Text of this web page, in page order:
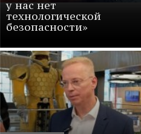
у нас нет
технологической
безопасности»